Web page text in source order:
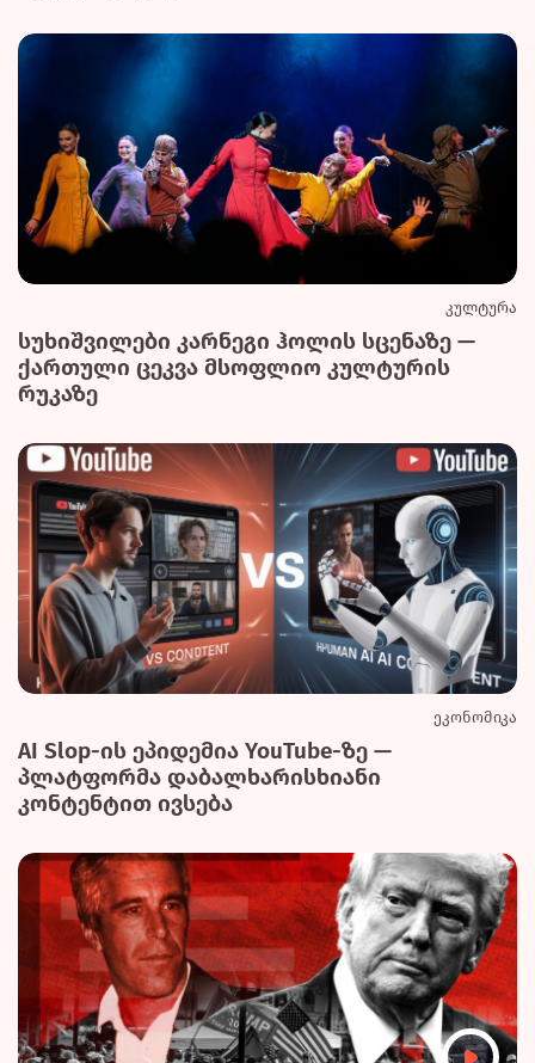
კულტურა
სუხიშვილები კარნეგი ჰოლის სცენაზე —
ქართული ცეკვა მსოფლიო კულტურის
რუკაზე
ეკონომიკა
AI Slop-ის ეპიდემია YouTube-ზე —
პლატფორმა დაბალხარისხიანი
კონტენტით ივსება